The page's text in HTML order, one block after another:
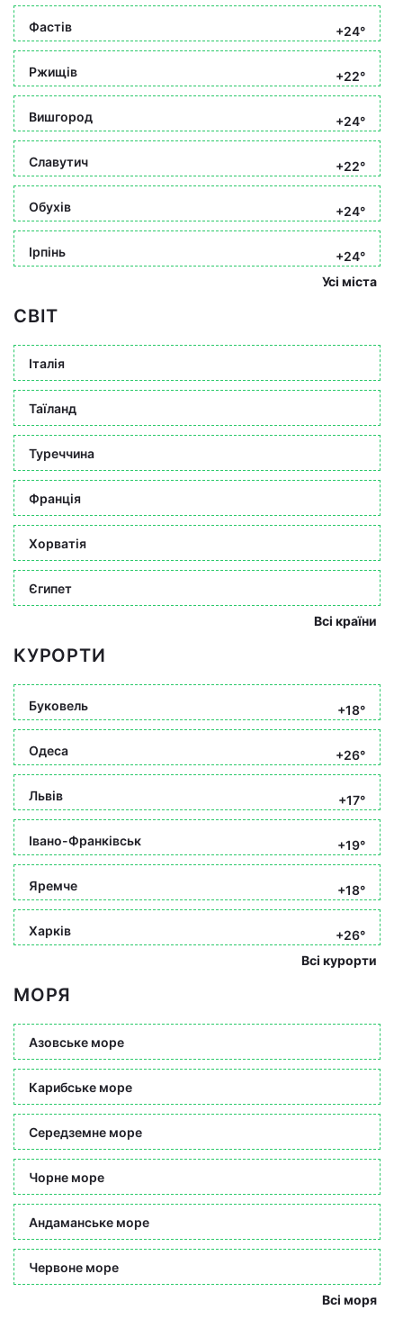
Фастів +24°
Ржищів +22°
Вишгород +24°
Славутич +22°
Обухів +24°
Ірпінь
+24°
Усі міста
СВІТ
Італія
Таїланд
Туреччина
Франція
Хорватія
Єгипет
Всі країни
КУРОРТИ
Буковель +18°
Одеса +26°
Львів +17°
Івано-Франківськ +19°
Яремче +18°
Харків
+26°
Всі курорти
МОРЯ
Азовське море
Карибське море
Середземне море
Чорне море
Андаманське море
Червоне море
Всі моря